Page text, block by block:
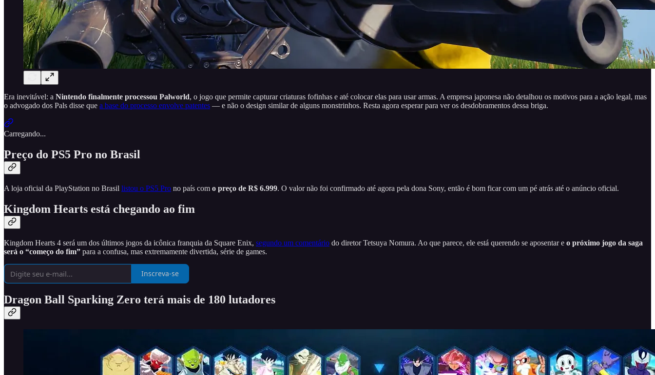
Era inevitável: a Nintendo finalmente processou Palworld, o jogo que permite capturar criaturas fofinhas e até colocar elas para usar armas. A empresa japonesa não detalhou os motivos para a ação legal, mas
o advogado dos Pals disse que a base do processo envolve patentes — e não o design similar de alguns monstrinhos. Resta agora esperar para ver os desdobramentos dessa briga.
Carregando...
Preço do PS5 Pro no Brasil
A loja oficial da PlayStation no Brasil listou o PS5 Pro no país com o preço de R$ 6.999. O valor não foi confirmado até agora pela dona Sony, então é bom ficar com um pé atrás até o anúncio oficial.
Kingdom Hearts está chegando ao fim
Kingdom Hearts 4 será um dos últimos jogos da icônica franquia da Square Enix, segundo um comentário do diretor Tetsuya Nomura. Ao que parece, ele está querendo se aposentar e o próximo jogo da saga
será o “começo do fim” para a confusa, mas extremamente divertida, série de games.
Inscreva-se
Dragon Ball Sparking Zero terá mais de 180 lutadores